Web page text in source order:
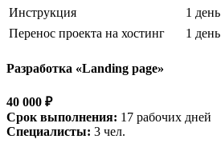
Инструкция
1 день
Перенос проекта на хостинг
1 день
Разработка «Landing page»
40 000 ₽
Срок выполнения: 17 рабочих дней
Специалисты: 3 чел.